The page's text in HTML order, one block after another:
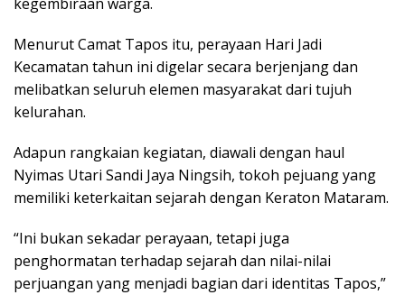
Menurut Camat Tapos itu, perayaan Hari Jadi
Kecamatan tahun ini digelar secara berjenjang dan
melibatkan seluruh elemen masyarakat dari tujuh
kelurahan.
Adapun rangkaian kegiatan, diawali dengan haul
Nyimas Utari Sandi Jaya Ningsih, tokoh pejuang yang
memiliki keterkaitan sejarah dengan Keraton Mataram.
“Ini bukan sekadar perayaan, tetapi juga
penghormatan terhadap sejarah dan nilai-nilai
perjuangan yang menjadi bagian dari identitas Tapos,”